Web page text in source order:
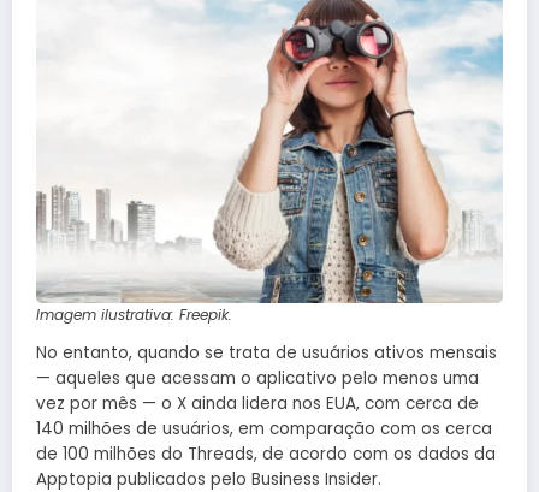
Imagem ilustrativa: Freepik.
No entanto, quando se trata de usuários ativos mensais
— aqueles que acessam o aplicativo pelo menos uma
vez por mês — o X ainda lidera nos EUA, com cerca de
140 milhões de usuários, em comparação com os cerca
de 100 milhões do Threads, de acordo com os dados da
Apptopia publicados pelo Business Insider.